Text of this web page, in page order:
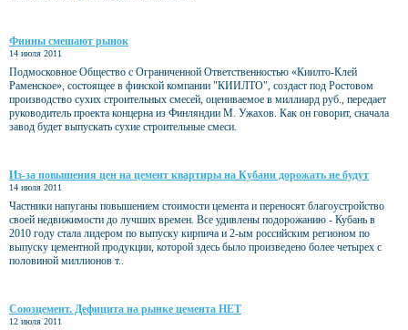
Финны смешают рынок
14 июля 2011
Подмосковное Общество с Ограниченной Ответственностью «Киилто-Клей
Раменское», состоящее в финской компании "КИИЛТО", создаст под Ростовом
производство сухих строительных смесей, оцениваемое в миллиард руб., передает
руководитель проекта концерна из Финляндии М. Ужахов. Как он говорит, сначала
завод будет выпускать сухие строительные смеси.
Из-за повышения цен на цемент квартиры на Кубани дорожать не будут
14 июля 2011
Частники напуганы повышением стоимости цемента и переносят благоустройство
своей недвижимости до лучших времен. Все удивлены подорожанию - Кубань в
2010 году стала лидером по выпуску кирпича и 2-ым российским регионом по
выпуску цементной продукции, которой здесь было произведено более четырех с
половиной миллионов т..
Союзцемент. Дефицита на рынке цемента НЕТ
12 июля 2011